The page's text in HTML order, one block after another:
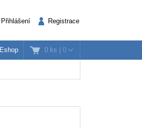
Přihlášení Registrace
0 ks | 0
Eshop